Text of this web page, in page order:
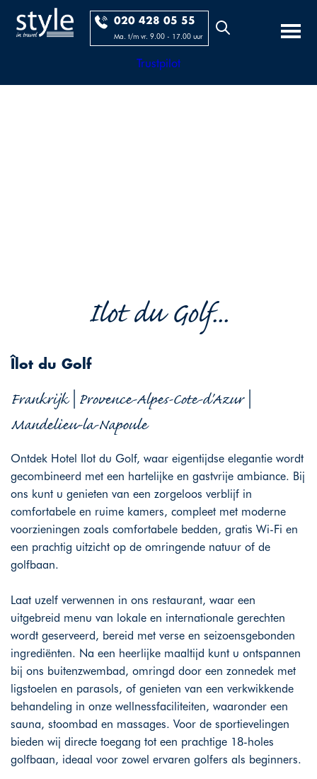
020 428 05 55
Ma. t/m vr. 9.00 - 17.00 uur
Trustpilot
Ilot du Golf...
Îlot du Golf
Frankrijk | Provence-Alpes-Cote-d'Azur |
Mandelieu-la-Napoule
Ontdek Hotel Ilot du Golf, waar eigentijdse elegantie wordt
gecombineerd met een hartelijke en gastvrije ambiance. Bij
ons kunt u genieten van een zorgeloos verblijf in
comfortabele en ruime kamers, compleet met moderne
voorzieningen zoals comfortabele bedden, gratis Wi-Fi en
een prachtig uitzicht op de omringende natuur of de
golfbaan.
Laat uzelf verwennen in ons restaurant, waar een
uitgebreid menu van lokale en internationale gerechten
wordt geserveerd, bereid met verse en seizoensgebonden
ingrediënten. Na een heerlijke maaltijd kunt u ontspannen
bij ons buitenzwembad, omringd door een zonnedek met
ligstoelen en parasols, of genieten van een verkwikkende
behandeling in onze wellnessfaciliteiten, waaronder een
sauna, stoombad en massages. Voor de sportievelingen
bieden wij directe toegang tot een prachtige 18-holes
golfbaan, ideaal voor zowel ervaren golfers als beginners.